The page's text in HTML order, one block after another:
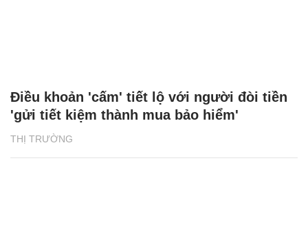
THỊ TRƯỜNG
Điều khoản 'cấm' tiết lộ với người đòi tiền
'gửi tiết kiệm thành mua bảo hiểm'